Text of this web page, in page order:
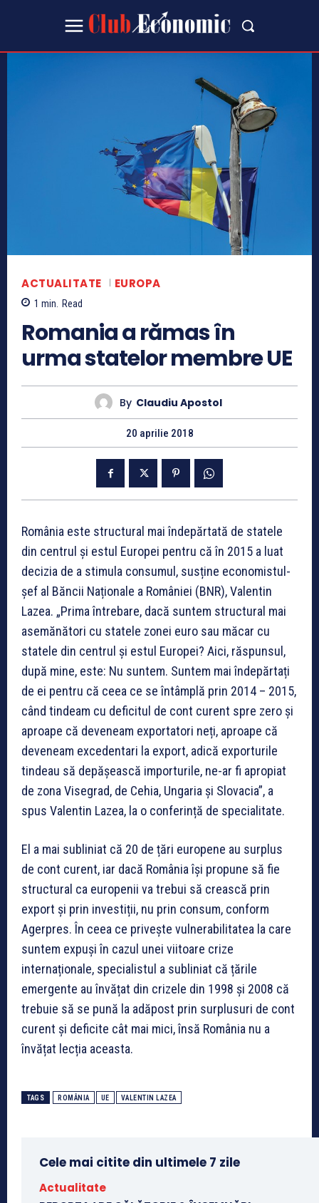
ACTUALITATE EUROPA
1 min. Read
Romania a rămas în
urma statelor membre UE
By Claudiu Apostol
20 aprilie 2018
România este structural mai îndepărtată de statele
din centrul și estul Europei pentru că în 2015 a luat
decizia de a stimula consumul, susține economistul-
șef al Băncii Naționale a României (BNR), Valentin
Lazea. „Prima întrebare, dacă suntem structural mai
asemănători cu statele zonei euro sau măcar cu
statele din centrul și estul Europei? Aici, răspunsul,
după mine, este: Nu suntem. Suntem mai îndepărtați
de ei pentru că ceea ce se întâmplă prin 2014 – 2015,
când tindeam cu deficitul de cont curent spre zero și
aproape că deveneam exportatori neți, aproape că
deveneam excedentari la export, adică exporturile
tindeau să depășească importurile, ne-ar fi apropiat
de zona Visegrad, de Cehia, Ungaria și Slovacia”, a
spus Valentin Lazea, la o conferință de specialitate.
El a mai subliniat că 20 de țări europene au surplus
de cont curent, iar dacă România își propune să fie
structural ca europenii va trebui să crească prin
export și prin investiții, nu prin consum, conform
Agerpres. În ceea ce privește vulnerabilitatea la care
suntem expuși în cazul unei viitoare crize
internaționale, specialistul a subliniat că țările
emergente au învățat din crizele din 1998 și 2008 că
trebuie să se pună la adăpost prin surplusuri de cont
curent și deficite cât mai mici, însă România nu a
învățat lecția aceasta.
TAGS ROMÂNIA UE VALENTIN LAZEA
Cele mai citite din ultimele 7 zile
Actualitate